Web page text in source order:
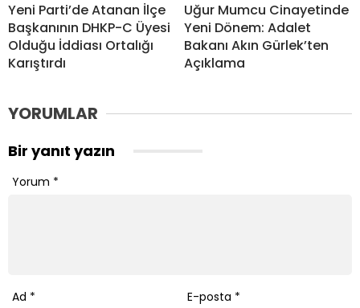
Yeni Parti’de Atanan İlçe
Başkanının DHKP-C Üyesi
Olduğu İddiası Ortalığı
Karıştırdı
Uğur Mumcu Cinayetinde
Yeni Dönem: Adalet
Bakanı Akın Gürlek’ten
Açıklama
YORUMLAR
Bir yanıt yazın
Yorum *
Ad * E-posta *